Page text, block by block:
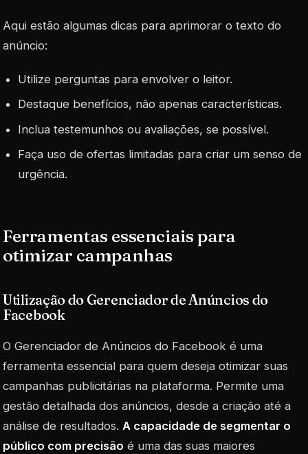
Aqui estão algumas dicas para aprimorar o texto do
anúncio:
Utilize perguntas para envolver o leitor.
Destaque benefícios, não apenas características.
Inclua testemunhos ou avaliações, se possível.
Faça uso de ofertas limitadas para criar um senso de
urgência.
Ferramentas essenciais para
otimizar campanhas
Utilização do Gerenciador de Anúncios do
Facebook
O Gerenciador de Anúncios do Facebook é uma
ferramenta essencial para quem deseja otimizar suas
campanhas publicitárias na plataforma. Permite uma
gestão detalhada dos anúncios, desde a criação até a
análise de resultados. A capacidade de segmentar o
público com precisão é uma das suas maiores